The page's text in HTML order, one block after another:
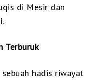
di Mesir dan
Terburuk
hadis riwayat